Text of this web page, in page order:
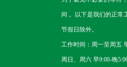
间 。以下是我们的正常
节假日除外。
工作时间：周一至周五
周日、周六 早9:00-晚